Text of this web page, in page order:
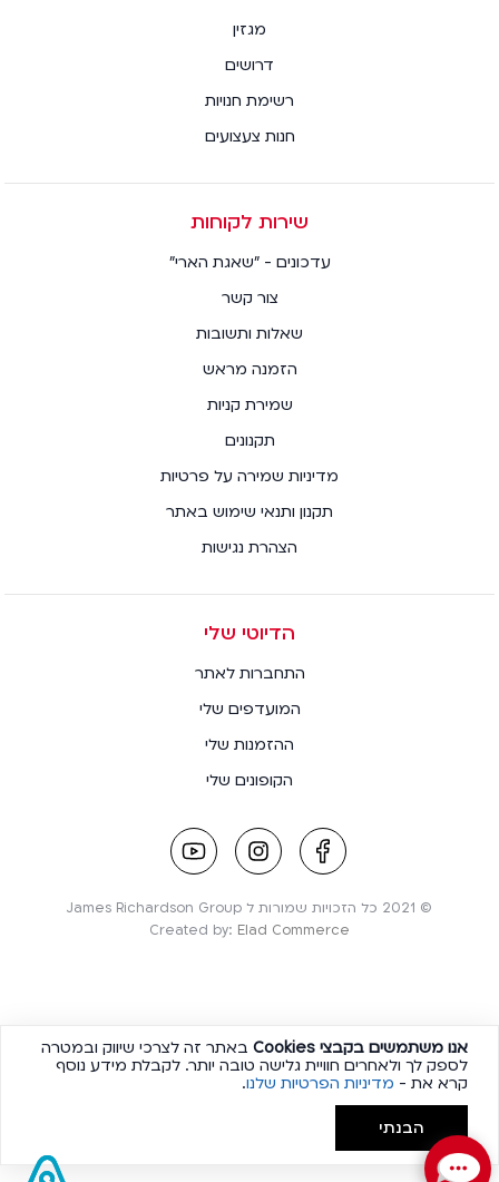
מגזין
דרושים
רשימת חנויות
חנות צעצועים
שירות לקוחות
עדכונים - "שאגת הארי"
צור קשר
שאלות ותשובות
הזמנה מראש
שמירת קניות
תקנונים
מדיניות שמירה על פרטיות
תקנון ותנאי שימוש באתר
הצהרת נגישות
הדיוטי שלי
התחברות לאתר
המועדפים שלי
ההזמנות שלי
הקופונים שלי
facebook
link
instagram
link
© 2021 כל הזכויות שמורות ל James Richardson Group
Created by: Elad Commerce
אנו משתמשים בקבצי Cookies באתר זה לצרכי שיווק ובמטרה
לספק לך ולאחרים חוויית גלישה טובה יותר. לקבלת מידע נוסף
קרא את - מדיניות הפרטיות שלנו.
הבנתי